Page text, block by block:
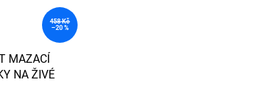
458 Kč
–20 %
MAZACÍ
NA ŽIVÉ